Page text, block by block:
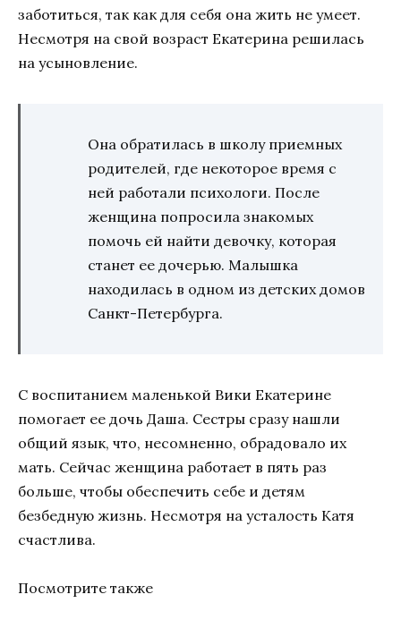
заботиться, так как для себя она жить не умеет.
Несмотря на свой возраст Екатерина решилась
на усыновление.
Она обратилась в школу приемных
родителей, где некоторое время с
ней работали психологи. После
женщина попросила знакомых
помочь ей найти девочку, которая
станет ее дочерью. Малышка
находилась в одном из детских домов
Санкт-Петербурга.
С воспитанием маленькой Вики Екатерине
помогает ее дочь Даша. Сестры сразу нашли
общий язык, что, несомненно, обрадовало их
мать. Сейчас женщина работает в пять раз
больше, чтобы обеспечить себе и детям
безбедную жизнь. Несмотря на усталость Катя
счастлива.
Посмотрите также